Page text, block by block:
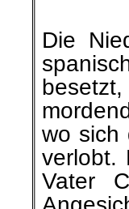
Die
wo sich
verlobt.
Vater